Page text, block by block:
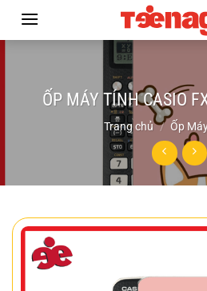
ỐP MÁY TÍNH CASIO
Trang chủ / Ốp